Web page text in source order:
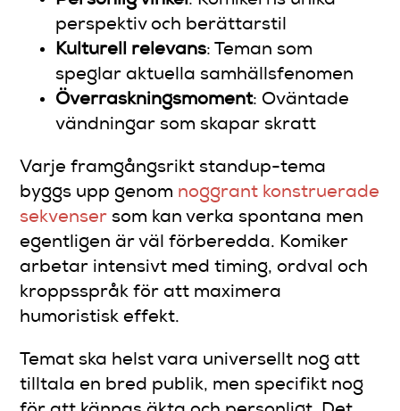
perspektiv och berättarstil
Kulturell relevans: Teman som
speglar aktuella samhällsfenomen
Överraskningsmoment: Oväntade
vändningar som skapar skratt
Varje framgångsrikt standup-tema
byggs upp genom noggrant konstruerade
sekvenser som kan verka spontana men
egentligen är väl förberedda. Komiker
arbetar intensivt med timing, ordval och
kroppsspråk för att maximera
humoristisk effekt.
Temat ska helst vara universellt nog att
tilltala en bred publik, men specifikt nog